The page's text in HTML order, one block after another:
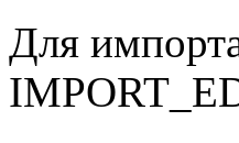
Для